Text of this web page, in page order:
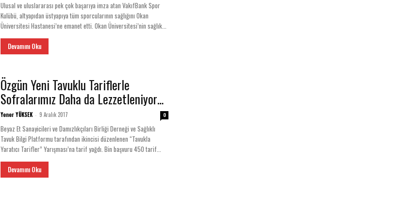
Ulusal ve uluslararası pek çok başarıya imza atan VakıfBank Spor
Kulübü, altyapıdan üstyapıya tüm sporcularının sağlığını Okan
Üniversitesi Hastanesi’ne emanet etti. Okan Üniversitesi’nin sağlık...
Devamını Oku
​Özgün Yeni Tavuklu Tariflerle
Sofralarımız Daha da Lezzetleniyor…
Yener YÜKSEK - 9 Aralık 2017 0
Beyaz Et Sanayicileri ve Damızlıkçıları Birliği Derneği ve Sağlıklı
Tavuk Bilgi Platformu tarafından ikincisi düzenlenen “Tavukla
Yaratıcı Tarifler” Yarışması’na tarif yağdı. Bin başvuru 450 tarif...
Devamını Oku